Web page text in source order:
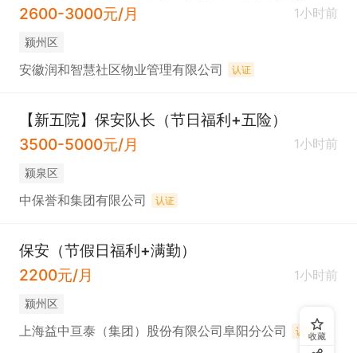
2600-3000元/月
1小时前
颍州区
安徽润和智慧社区物业管理有限公司 认证
【新五院】保安队长（节日福利+五险）
3500-5000元/月
1小时前
颍泉区
中保誉和集团有限公司 认证
保安（节假日福利+满勤）
2200元/月
1小时前
颍州区
上海益中亘泰（集团）股份有限公司阜阳分公司 认证收藏